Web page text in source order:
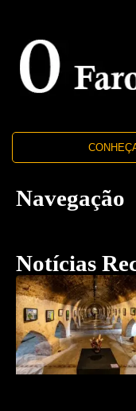
Navegação
Notícias